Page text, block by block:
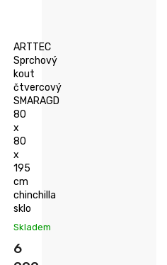
ARTTEC
Sprchový
kout
čtvercový
SMARAGD
80
x
80
x
195
cm
chinchilla
sklo
Skladem
6